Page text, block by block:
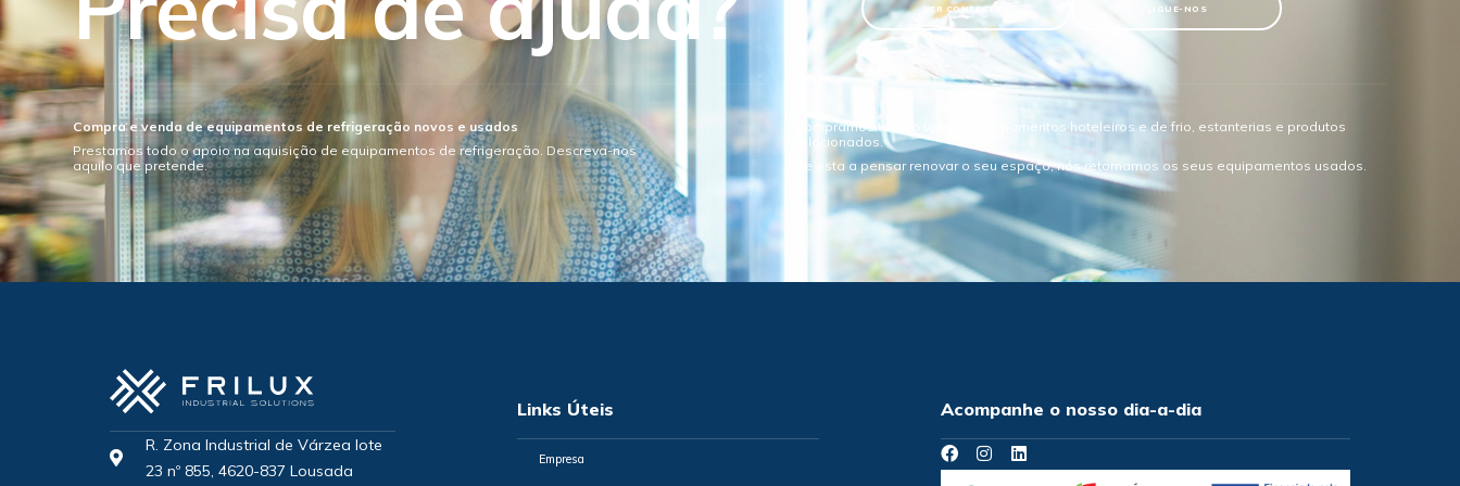
VER CONTACTOS LIGUE-NOS
Compra e venda de equipamentos de refrigeração novos e usados
Prestamos todo o apoio na aquisição de equipamentos de refrigeração. Descreva-nos
aquilo que pretende.
Compramos todo o tipo de equipamentos hoteleiros e de frio, estanterias e produtos
relacionados.
Se esta a pensar renovar o seu espaço, nós retomamos os seus equipamentos usados.
R. Zona Industrial de Várzea lote
23 nº 855, 4620-837 Lousada
Links Úteis
Empresa
Acompanhe o nosso dia-a-dia